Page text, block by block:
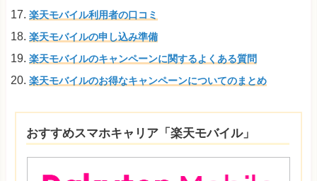
楽天モバイル利用者の口コミ
楽天モバイルの申し込み準備
楽天モバイルのキャンペーンに関するよくある質問
楽天モバイルのお得なキャンペーンについてのまとめ
おすすめスマホキャリア「楽天モバイル」